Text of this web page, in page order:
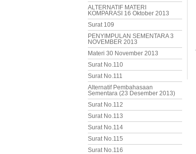
ALTERNATIF MATERI
KOMPARASI 16 Oktober 2013
Surat 109
PENYIMPULAN SEMENTARA 3
NOVEMBER 2013
Materi 30 November 2013
Surat No.110
Surat No.111
Alternatif Pembahasaan
Sementara (23 Desember 2013)
Surat No.112
Surat No.113
Surat No.114
Surat No.115
Surat No.116